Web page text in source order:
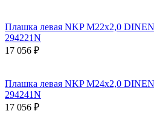
Плашка левая NKP М22х2,0
294221N
17 056 ₽
Плашка левая NKP М24х2,0
294241N
17 056 ₽